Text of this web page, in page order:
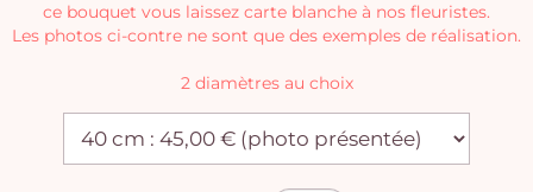
ce bouquet vous laissez carte blanche à nos fleuristes.
Les photos ci-contre ne sont que des exemples de réalisation.
2 diamètres au choix